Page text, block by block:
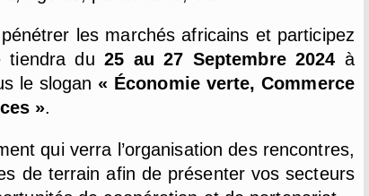
les marchés africains et participez
tiendra du25 au 27 Septembre 2024 à
le slogan « Économie verte, Commerce
».
qui verra l’organisation des rencontres,
de terrain afin de présenter vos secteurs